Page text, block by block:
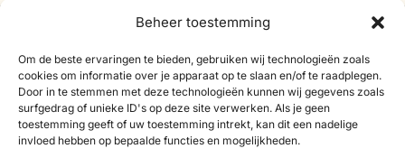
Beheer toestemming
Om de beste ervaringen te bieden, gebruiken wij technologieën zoals
cookies om informatie over je apparaat op te slaan en/of te raadplegen.
Door in te stemmen met deze technologieën kunnen wij gegevens zoals
surfgedrag of unieke ID's op deze site verwerken. Als je geen
toestemming geeft of uw toestemming intrekt, kan dit een nadelige
invloed hebben op bepaalde functies en mogelijkheden.
Abonneer je op onze nieuwsbrief
Schrijf je in voor onze nieuwsbrief en ontvang 10%
korting op je eerste bestelling.